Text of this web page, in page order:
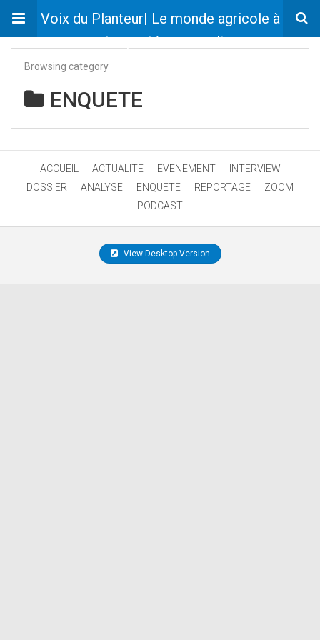
Voix du Planteur| Le monde agricole à
votre portée en un clic
Browsing category
ENQUETE
ACCUEIL ACTUALITE EVENEMENT
INTERVIEW
DOSSIER
ANALYSE ENQUETE REPORTAGE
ZOOM
PODCAST
View Desktop Version